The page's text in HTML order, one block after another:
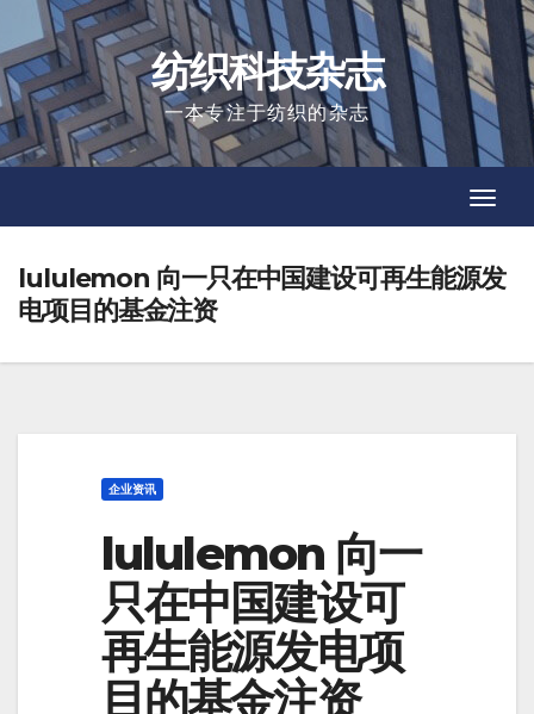
to
content
纺织科技杂志
一本专注于纺织的杂志
lululemon 向一只在中国建设可再生能源发
电项目的基金注资
企业资讯
lululemon 向一
只在中国建设可
再生能源发电项
目的基金注资